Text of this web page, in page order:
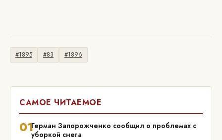
#1895 #83 #1896
САМОЕ ЧИТАЕМОЕ
01Герман Запорожченко сообщил о проблемах с
уборкой снега